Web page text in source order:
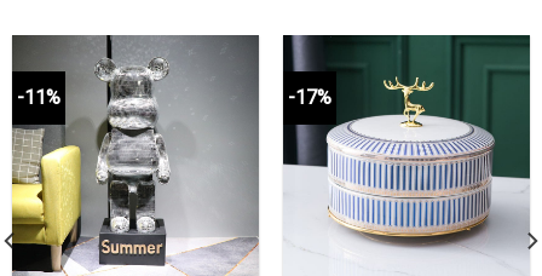
-11% -17%